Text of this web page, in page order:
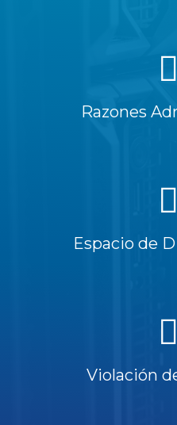
Razones
Espacio de
Violación